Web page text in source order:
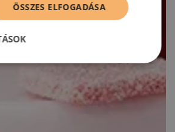
ÖSSZES ELFOGADÁSA